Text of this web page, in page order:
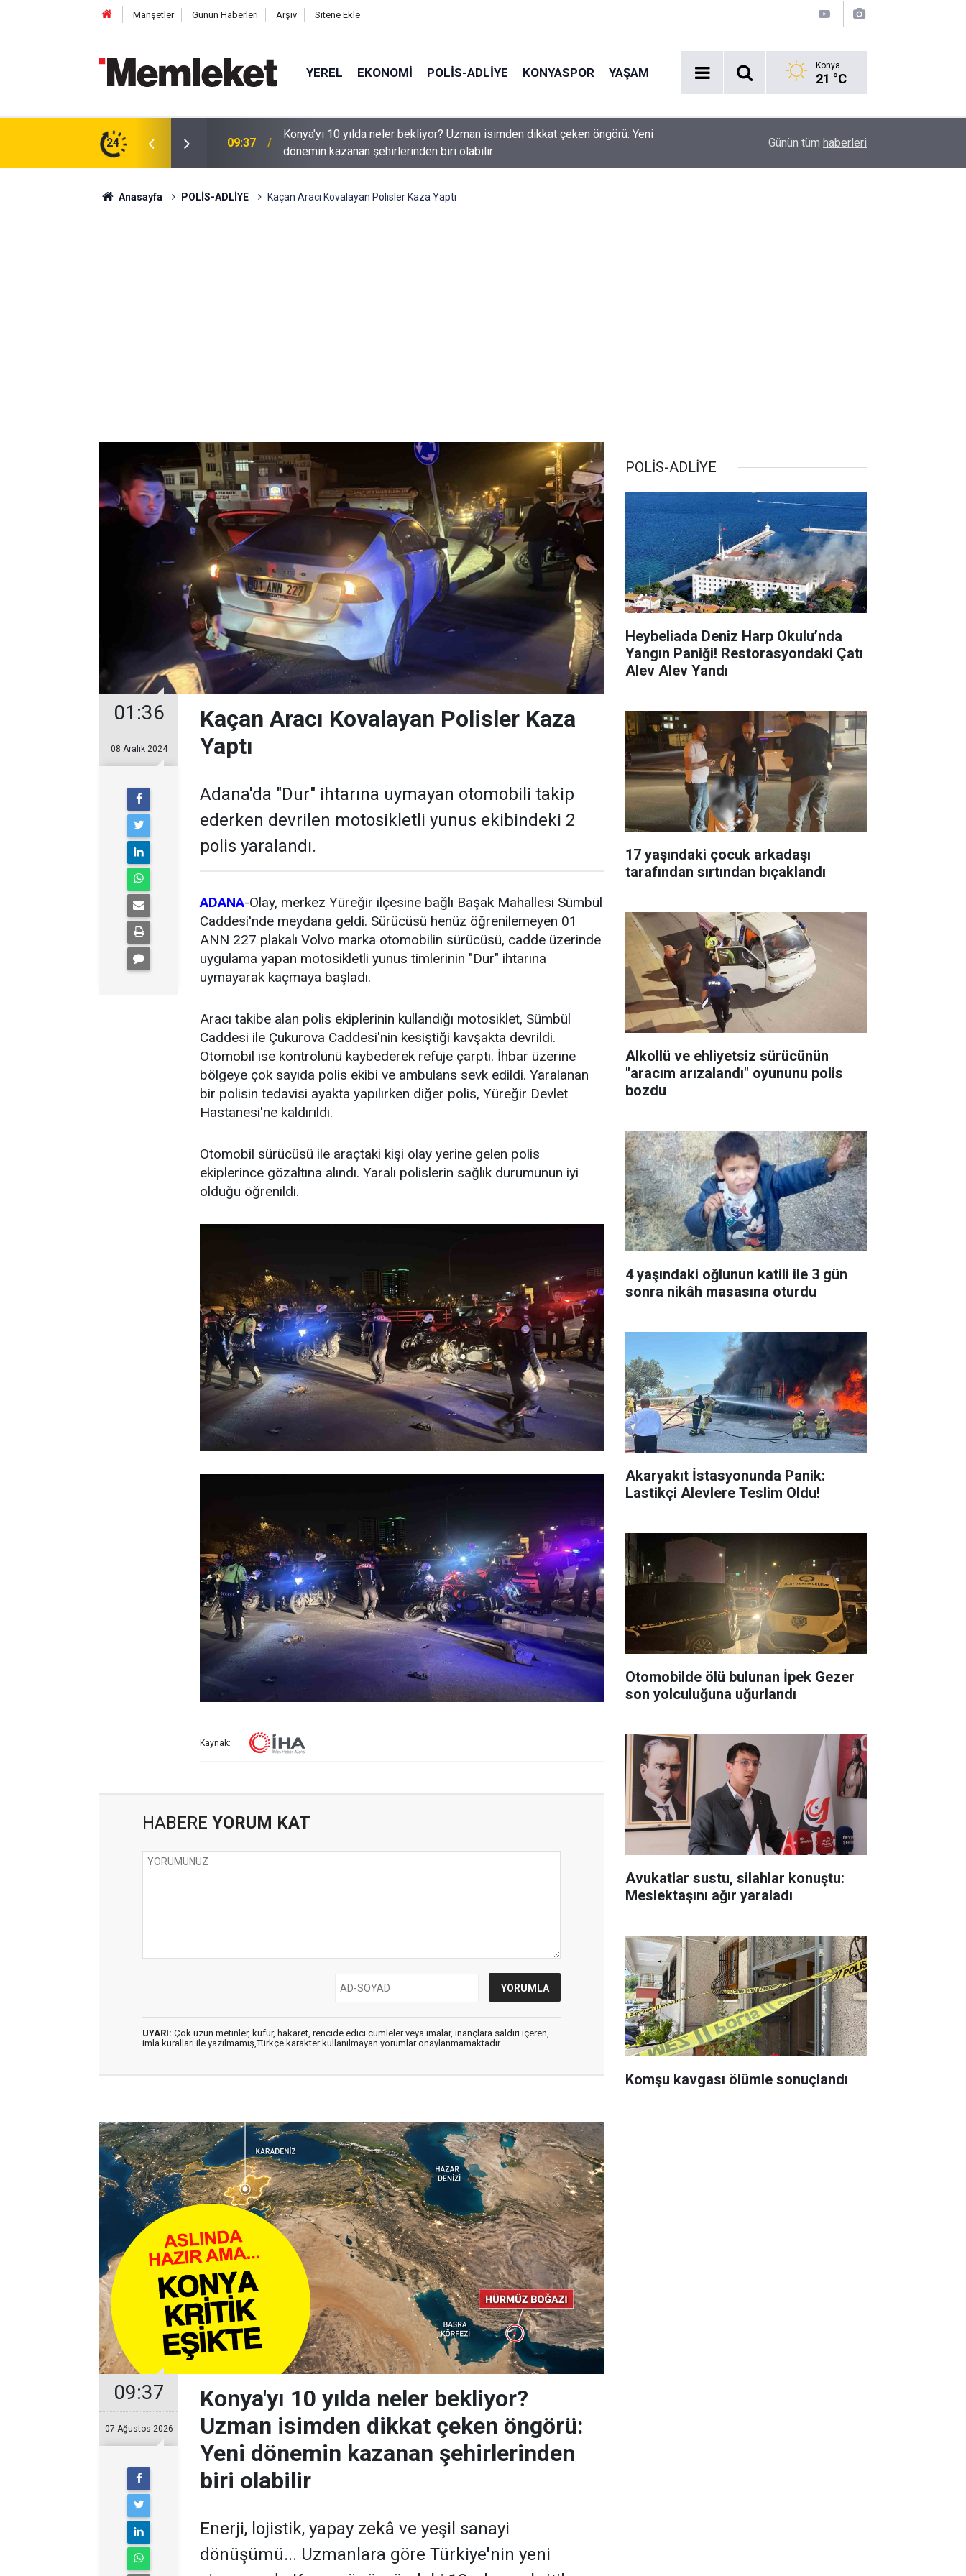
Manşetler Günün Haberleri Arşiv Sitene Ekle
YEREL EKONOMI POLİS-ADLİYE KONYASPOR YAŞAM Konya
21 °C
24
isimden dikkat çeken öngörü: Yeni
09:27 İl Müdürü Özgür Karayazılı Konya Erzurumlular Derneği’ni Ziyaret Etti Benzine ve Motorine Dev Zam Alarmı!
Günün tüm haberleri
Anasayfa POLİS-ADLİYE Kaçan Aracı Kovalayan Polisler Kaza Yaptı
01:36
08 Aralık 2024
Kaçan Aracı Kovalayan Polisler Kaza
Yaptı
Adana'da "Dur" ihtarına uymayan otomobili takip
ederken devrilen motosikletli yunus ekibindeki 2
polis yaralandı.
ADANA-Olay, merkez Yüreğir ilçesine bağlı Başak Mahallesi Sümbül
Caddesi'nde meydana geldi. Sürücüsü henüz öğrenilemeyen 01
ANN 227 plakalı Volvo marka otomobilin sürücüsü, cadde üzerinde
uygulama yapan motosikletli yunus timlerinin "Dur" ihtarına
uymayarak kaçmaya başladı.
Aracı takibe alan polis ekiplerinin kullandığı motosiklet, Sümbül
Caddesi ile Çukurova Caddesi'nin kesiştiği kavşakta devrildi.
Otomobil ise kontrolünü kaybederek refüje çarptı. İhbar üzerine
bölgeye çok sayıda polis ekibi ve ambulans sevk edildi. Yaralanan
bir polisin tedavisi ayakta yapılırken diğer polis, Yüreğir Devlet
Hastanesi'ne kaldırıldı.
Otomobil sürücüsü ile araçtaki kişi olay yerine gelen polis
ekiplerince gözaltına alındı. Yaralı polislerin sağlık durumunun iyi
olduğu öğrenildi.
Kaynak:
HABERE YORUM KAT
UYARI: Çok uzun metinler, küfür, hakaret, rencide edici cümleler veya imalar, inançlara saldırı içeren,
imla kuralları ile yazılmamış,Türkçe karakter kullanılmayan yorumlar onaylanmamaktadır.
09:37
07 Ağustos 2026
Konya'yı 10 yılda neler bekliyor?
Uzman isimden dikkat çeken öngörü:
Yeni dönemin kazanan şehirlerinden
biri olabilir
Enerji, lojistik, yapay zekâ ve yeşil sanayi
dönüşümü... Uzmanlara göre Türkiye'nin yeni
POLİS-ADLİYE
Heybeliada Deniz Harp Okulu’nda
Yangın Paniği! Restorasyondaki Çatı
Alev Alev Yandı
17 yaşındaki çocuk arkadaşı
tarafından sırtından bıçaklandı
Alkollü ve ehliyetsiz sürücünün
"aracım arızalandı" oyununu polis
bozdu
4 yaşındaki oğlunun katili ile 3 gün
sonra nikâh masasına oturdu
Akaryakıt İstasyonunda Panik:
Lastikçi Alevlere Teslim Oldu!
Otomobilde ölü bulunan İpek Gezer
son yolculuğuna uğurlandı
Avukatlar sustu, silahlar konuştu:
Meslektaşını ağır yaraladı
Komşu kavgası ölümle sonuçlandı